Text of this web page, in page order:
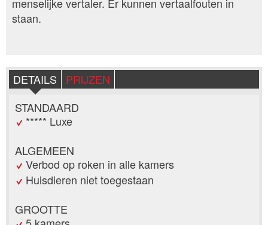
staan.
DETAILS
PRIJZEN
STANDAARD
***** Luxe
ALGEMEEN
Verbod op roken in alle kamers
Huisdieren niet toegestaan
GROOTTE